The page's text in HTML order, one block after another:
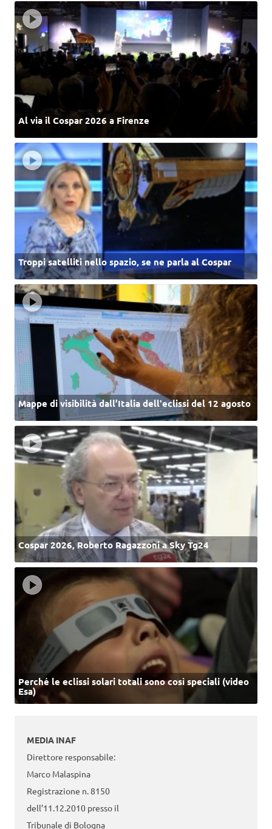
Al via il Cospar 2026 a Firenze
Troppi satelliti nello spazio, se ne parla al Cospar
Mappe di visibilità dall’Italia dell'eclissi del 12 agosto
Cospar 2026, Roberto Ragazzoni a Sky Tg24
Perché le eclissi solari totali sono così speciali (video
Esa)
MEDIA INAF
Direttore responsabile:
Marco Malaspina
Registrazione n. 8150
dell’11.12.2010 presso il
Tribunale di Bologna